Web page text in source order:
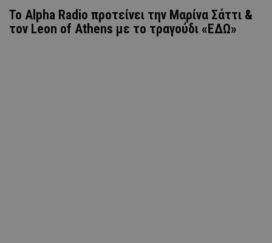
Το Alpha Radio προτείνει την Μαρίνα Σάττι &
τον Leon of Athens με το τραγούδι «ΕΔΩ»